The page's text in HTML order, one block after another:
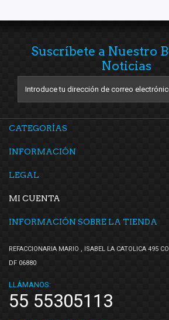
Suscríbete a Nuestro
Noticias
CATEGORÍAS
INFORMACIÓN
LEGAL
MI CUENTA
INFORMACIÓN SOBRE LA TIENDA
REFACCIONARIA MARIO , ISABEL LA CATOLICA 495
DF 06880
LLÁMANOS:
55 55305113